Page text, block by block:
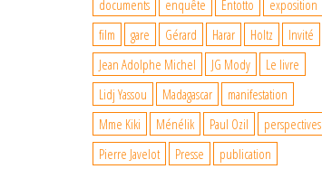
documents
enquête Entotto
exposition
film
gare Gérard Harar Holtz
Invité
Jean Adolphe Michel
JG Mody
Le livre
Lidj Yassou
Madagascar
manifestation
Mme Kiki
Ménélik Paul Ozil
perspectives
Pierre Javelot
Presse
publication